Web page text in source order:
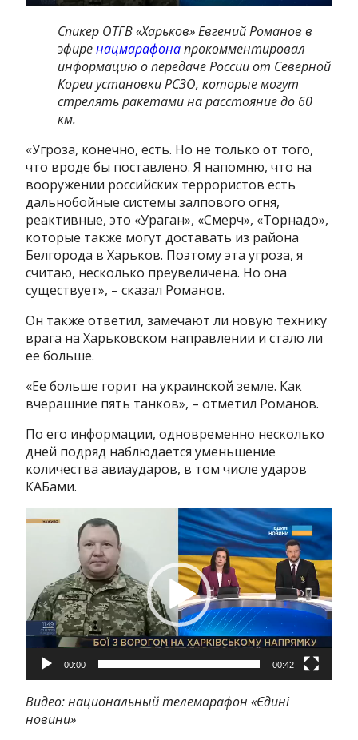
Спикер ОТГВ «Харьков» Евгений Романов в
эфиренацмарафонапрокомментировал
информацию о передаче России от Северной
Кореи установки РСЗО, которые могут
стрелять ракетами на расстояние до 60
км.
«Угроза, конечно, есть. Но не только от того,
что вроде бы поставлено. Я напомню, что на
вооружении российских террористов есть
дальнобойные системы залпового огня,
реактивные, это «Ураган», «Смерч», «Торнадо»,
которые также могут доставать из района
Белгорода в Харьков. Поэтому эта угроза, я
считаю, несколько преувеличена. Но она
существует», – сказал Романов.
Он также ответил, замечают ли новую технику
врага на Харьковском направлении и стало ли
ее больше.
«Ее больше горит на украинской земле. Как
вчерашние пять танков», – отметил Романов.
По его информации, одновременно несколько
дней подряд наблюдается уменьшение
количества авиаударов, в том числе ударов
КАБами.
Видеоплеер
00:00 00:42
Видео: национальный телемарафон «Єдині
новини»